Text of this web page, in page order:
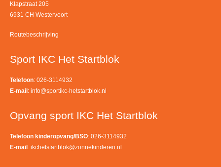
Klapstraat 205
6931 CH Westervoort
Routebeschrijving
Sport IKC Het Startblok
Telefoon: 026-3114932
E-mail : info@sportikc-hetstartblok.nl
Opvang sport IKC Het Startblok
Telefoon kinderopvang/BSO: 026-3114932
E-mail : ikchetstartblok@zonnekinderen.nl